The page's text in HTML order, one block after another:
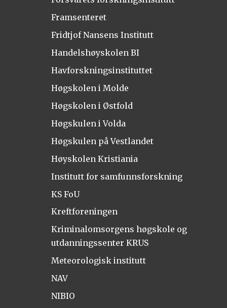
Framsenteret
Fridtjof Nansens Institutt
Handelshøyskolen BI
Havforskningsinstituttet
Høgskolen i Molde
Høgskolen i Østfold
Høgskulen i Volda
Høgskulen på Vestlandet
Høyskolen Kristiania
Institutt for samfunnsforskning
KS FoU
Kreftforeningen
Kriminalomsorgens høgskole og
utdanningssenter KRUS
Meteorologisk institutt
NAV
NIBIO